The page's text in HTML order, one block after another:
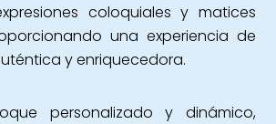
coloquiales y matices
una experiencia de
y enriquecedora.
personalizado y dinámico,